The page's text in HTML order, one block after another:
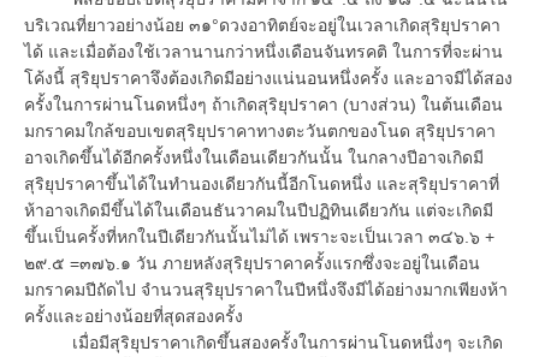
บริเวณที่ยาวอย่างน้อย ๓๑°ดวงอาทิตย์จะอยู่ในเวลาเกิดสุริยุปราคา
ได้ และเมื่อต้องใช้เวลานานกว่าหนึ่งเดือนจันทรคติ ในการที่จะผ่าน
โค้งนี้ สุริยุปราคาจึงต้องเกิดมีอย่างแน่นอนหนึ่งครั้ง และอาจมีได้สอง
ครั้งในการผ่านโนดหนึ่งๆ ถ้าเกิดสุริยุปราคา (บางส่วน) ในต้นเดือน
มกราคมใกล้ขอบเขตสุริยุปราคาทางตะวันตกของโนด สุริยุปราคา
อาจเกิดขึ้นได้อีกครั้งหนึ่งในเดือนเดียวกันนั้น ในกลางปีอาจเกิดมี
สุริยุปราคาขึ้นได้ในทำนองเดียวกันนี้อีกโนดหนึ่ง และสุริยุปราคาที่
ห้าอาจเกิดมีขึ้นได้ในเดือนธันวาคมในปีปฏิทินเดียวกัน แต่จะเกิดมี
ขึ้นเป็นครั้งที่หกในปีเดียวกันนั้นไม่ได้ เพราะจะเป็นเวลา ๓๔๖.๖ +
๒๙.๕ =๓๗๖.๑ วัน ภายหลังสุริยุปราคาครั้งแรกซึ่งจะอยู่ในเดือน
มกราคมปีถัดไป จำนวนสุริยุปราคาในปีหนึ่งจึงมีได้อย่างมากเพียงห้า
ครั้งและอย่างน้อยที่สุดสองครั้ง
เมื่อมีสุริยุปราคาเกิดขึ้นสองครั้งในการผ่านโนดหนึ่งๆ จะเกิด